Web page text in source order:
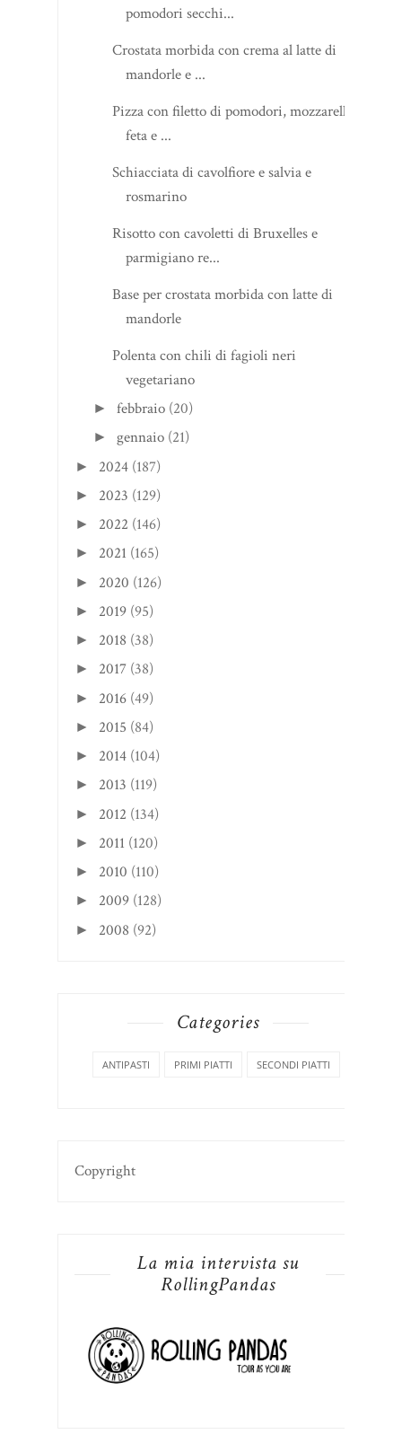
pomodori secchi...
Crostata morbida con crema al latte di
mandorle e ...
Pizza con filetto di pomodori, mozzarella,
feta e ...
Schiacciata di cavolfiore e salvia e
rosmarino
Risotto con cavoletti di Bruxelles e
parmigiano re...
Base per crostata morbida con latte di
mandorle
Polenta con chili di fagioli neri
vegetariano
►febbraio (20)
►gennaio (21)
► 2024 (187)
► 2023 (129)
► 2022 (146)
► 2021 (165)
► 2020 (126)
► 2019 (95)
► 2018 (38)
► 2017 (38)
► 2016 (49)
► 2015 (84)
► 2014 (104)
► 2013 (119)
► 2012 (134)
► 2011 (120)
► 2010 (110)
► 2009 (128)
► 2008 (92)
Categories
ANTIPASTI PRIMI PIATTI SECONDI PIATTI
Copyright
La mia intervista su
RollingPandas